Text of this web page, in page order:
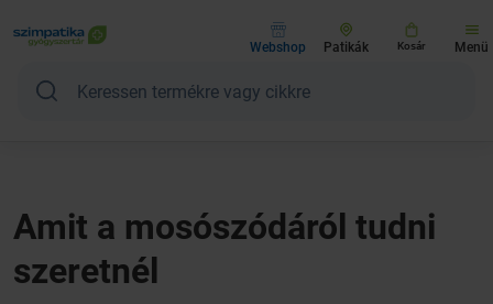
Webshop Patikák Kosár Menü
Amit a mosószódáról tudni
szeretnél